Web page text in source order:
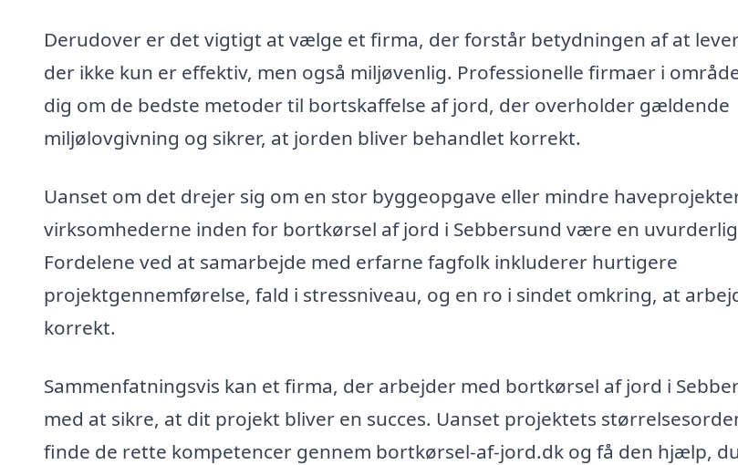
Derudover er det vigtigt at vælge et firma, der forstår betydningen af at
der ikke kun er effektiv, men også miljøvenlig. Professionelle firmaer i
dig om de bedste metoder til bortskaffelse af jord, der overholder gældende
miljølovgivning og sikrer, at jorden bliver behandlet korrekt.
Uanset om det drejer sig om en stor byggeopgave eller mindre
virksomhederne inden for bortkørsel af jord i Sebbersund være en
Fordelene ved at samarbejde med erfarne fagfolk inkluderer hurtigere
projektgennemførelse, fald i stressniveau, og en ro i sindet omkring, at
korrekt.
Sammenfatningsvis kan et firma, der arbejder med bortkørsel af jord i
med at sikre, at dit projekt bliver en succes. Uanset projektets
finde de rette kompetencer gennem bortkørsel-af-jord.dk og få den hjælp,